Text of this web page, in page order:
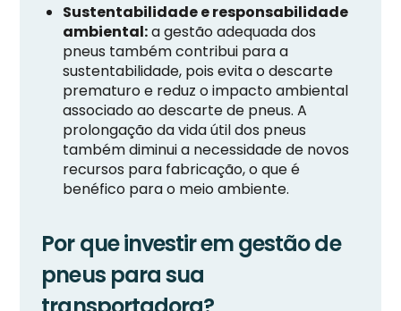
Sustentabilidade e responsabilidade
ambiental:a gestão adequada dos
pneus também contribui para a
sustentabilidade, pois evita o descarte
prematuro e reduz o impacto ambiental
associado ao descarte de pneus. A
prolongação da vida útil dos pneus
também diminui a necessidade de novos
recursos para fabricação, o que é
benéfico para o meio ambiente.
Por que investir em gestão de
pneus para sua